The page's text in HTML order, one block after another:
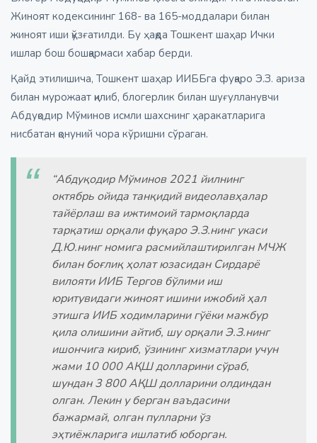
Жиноят кодексининг 168- ва 165-моддалари билан
жиноят иши қўзғатилди. Бу ҳақда Тошкент шаҳар Ички
ишлар бош бошқармаси хабар берди.
Қайд этилишича, Тошкент шаҳар ИИББга фуқаро Э.З. ариза
билан мурожаат қилиб, блогерлик билан шуғулланувчи
Абдуқодир Мўминов исмли шахснинг ҳаракатларига
нисбатан қонуний чора кўришни сўраган.
“Абдуқодир Мўминов 2021 йилнинг
октябрь ойида танқидий видеолавҳалар
тайёрлаш ва ижтимоий тармоқларда
тарқатиш орқали фуқаро Э.З.нинг укаси
Д.Ю.нинг номига расмийлаштирилган МЧЖ
билан боғлиқ ҳолат юзасидан Сирдарё
вилояти ИИБ Тергов бўлими иш
юритувидаги жиноят ишини ижобий ҳал
этишга ИИБ ходимларини гўёки мажбур
қила олишини айтиб, шу орқали Э.З.нинг
ишончига кириб, ўзининг хизматлари учун
жами 10 000 АҚШ долларини сўраб,
шундан 3 800 АҚШ долларини олдиндан
олган. Лекин у берган ваъдасини
бажармай, олган пулларни ўз
эҳтиёжларига ишлатиб юборган.